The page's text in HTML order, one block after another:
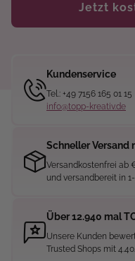
Jetzt
Kundenservice
Tel.: +49 7156 165 01 15
info@topp-kreativ.de
Schneller Versand
Versandkostenfrei ab
und versandbereit in
Über 12.940 mal
Unsere Kunden
Trusted Shops mit